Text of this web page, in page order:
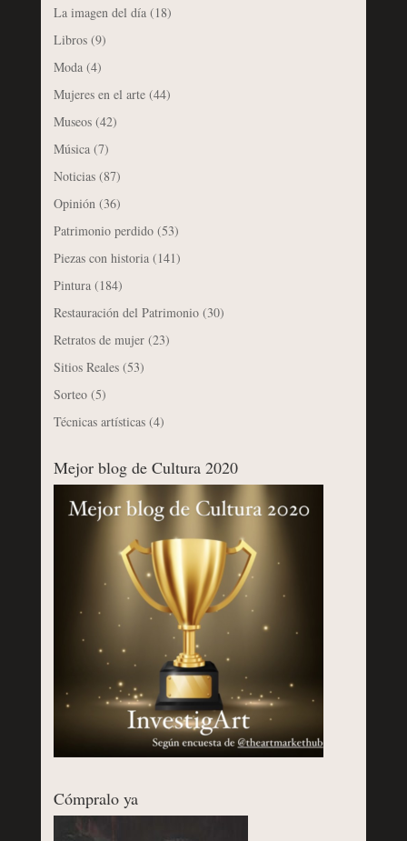
La imagen del día(18)
Libros(9)
Moda(4)
Mujeres en el arte(44)
Museos(42)
Música(7)
Noticias(87)
Opinión(36)
Patrimonio perdido(53)
Piezas con historia(141)
Pintura(184)
Restauración del Patrimonio(30)
Retratos de mujer(23)
Sitios Reales(53)
Sorteo(5)
Técnicas artísticas(4)
Mejor blog de Cultura 2020
Cómpralo ya